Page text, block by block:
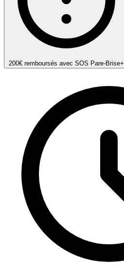
200€ remboursés avec SOS Pare-Brise+